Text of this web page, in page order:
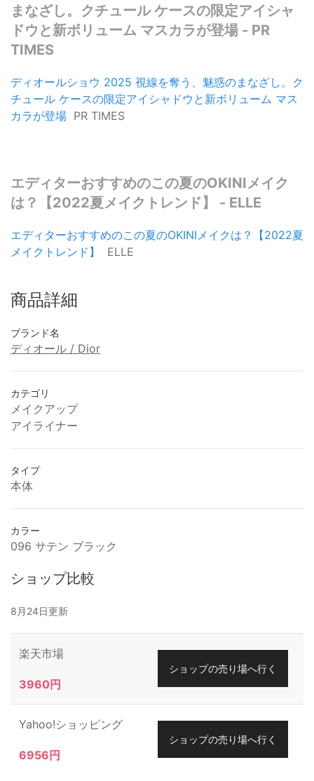
まなざし。クチュール ケースの限定アイシャ
ドウと新ボリューム マスカラが登場 - PR
TIMES
ディオールショウ 2025 視線を奪う、魅惑のまなざし。ク
チュール ケースの限定アイシャドウと新ボリューム マス
カラが登場 PR TIMES
エディターおすすめのこの夏のOKINIメイク
は？【2022夏メイクトレンド】 - ELLE
エディターおすすめのこの夏のOKINIメイクは？【2022夏
メイクトレンド】
ELLE
商品詳細
ブランド名
ディオール / Dior
カテゴリ
メイクアップ
アイライナー
タイプ
本体
カラー
096 サテン ブラック
ショップ比較
8月24日更新
楽天市場
3960円
ショップの売り場へ行く
Yahoo!ショッピング
6956円
ショップの売り場へ行く